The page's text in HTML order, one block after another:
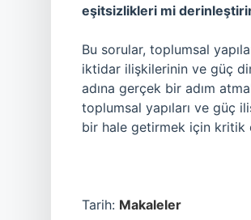
eşitsizlikleri mi
Bu sorular, toplumsal
iktidar ilişkilerinin ve güç
adına gerçek bir adım
toplumsal yapıları ve güç
bir hale getirmek için kritik
Tarih: Makaleler